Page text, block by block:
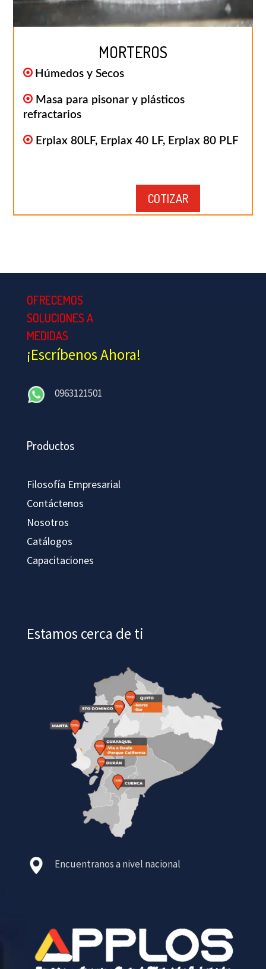
MORTEROS
Húmedos y Secos
Masa para pisonar y plásticos
refractarios
Erplax 80LF, Erplax 40 LF, Erplax 80 PLF
COTIZAR
OFRECEMOS
SOLUCIONES A
MEDIDAS
¡Escríbenos Ahora!
0963121501
Productos
Filosofía Empresarial
Contáctenos
Nosotros
Catálogos
Capacitaciones
Estamos cerca de ti
Encuentranos a nivel nacional